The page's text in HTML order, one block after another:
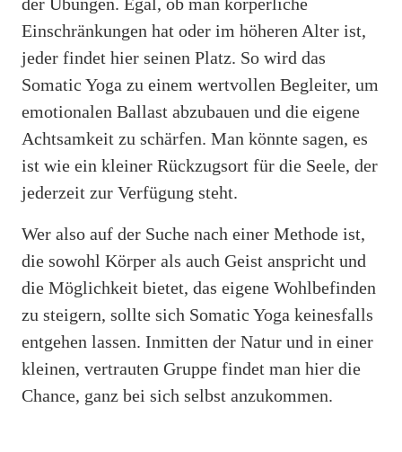
Einschränkungen hat oder im höheren Alter ist,
jeder findet hier seinen Platz. So wird das
Somatic Yoga zu einem wertvollen Begleiter, um
emotionalen Ballast abzubauen und die eigene
Achtsamkeit zu schärfen. Man könnte sagen, es
ist wie ein kleiner Rückzugsort für die Seele, der
jederzeit zur Verfügung steht.
Wer also auf der Suche nach einer Methode ist,
die sowohl Körper als auch Geist anspricht und
die Möglichkeit bietet, das eigene Wohlbefinden
zu steigern, sollte sich Somatic Yoga keinesfalls
entgehen lassen. Inmitten der Natur und in einer
kleinen, vertrauten Gruppe findet man hier die
Chance, ganz bei sich selbst anzukommen.